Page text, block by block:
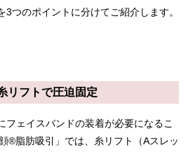
つのポイントに分けてご紹介します。
リフトで圧迫固定
フェイスバンドの装着が必要になるこ
®脂肪吸引」では、糸リフト（Aスレッ